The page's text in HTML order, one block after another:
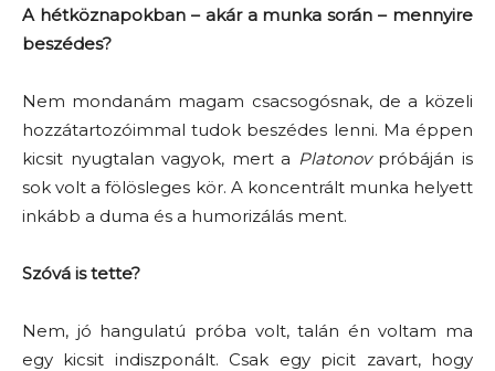
A hétköznapokban – akár a munka során – mennyire
beszédes?
Nem mondanám magam csacsogósnak, de a közeli
hozzátartozóimmal tudok beszédes lenni. Ma éppen
kicsit nyugtalan vagyok, mert a Platonovpróbáján is
sok volt a fölösleges kör. A koncentrált munka helyett
inkább a duma és a humorizálás ment.
Szóvá is tette?
Nem, jó hangulatú próba volt, talán én voltam ma
egy kicsit indiszponált. Csak egy picit zavart, hogy